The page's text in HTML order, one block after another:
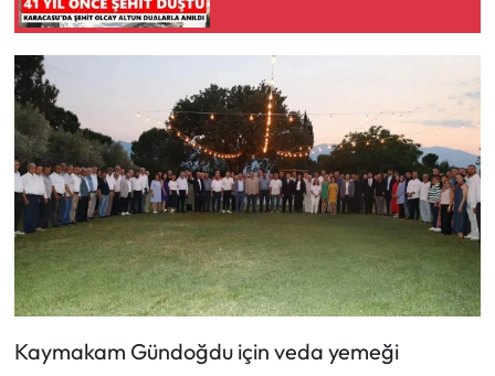
Kaymakam Gündoğdu için veda yemeği